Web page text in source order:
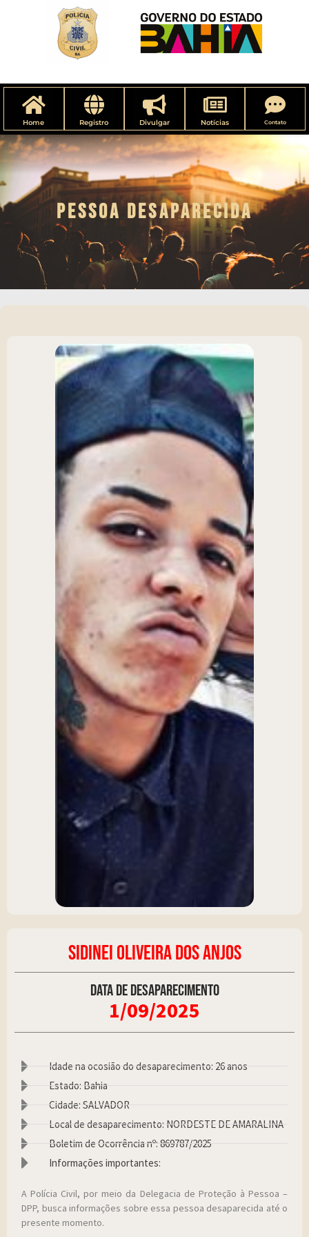
Home Registro Divulgar Notícias Contato
PESSOA DESAPARECIDA
SIDINEI OLIVEIRA DOS ANJOS
Data de desaparecimento
1/09/2025
Idade na ocosião do desaparecimento: 26 anos
Estado: Bahia
Cidade: SALVADOR
Local de desaparecimento: NORDESTE DE AMARALINA
Boletim de Ocorrência nº: 869787/2025
Informações importantes:
A Polícia Civil, por meio da Delegacia de Proteção à Pessoa –
DPP, busca informações sobre essa pessoa desaparecida até o
presente momento.